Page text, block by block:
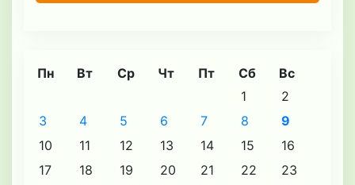
Пн Вт Ср Чт Пт Сб Вс
1
2
3
4 5 6 7 8
9
10
11 12 13 14 15
16
17
18 19 20 21 22
23